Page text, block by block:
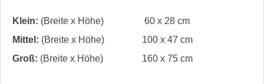
Klein: (Breite x Höhe)
60 x 28 cm
Mittel: (Breite x Höhe)
100 x 47 cm
Groß: (Breite x Höhe) 160 x 75 cm